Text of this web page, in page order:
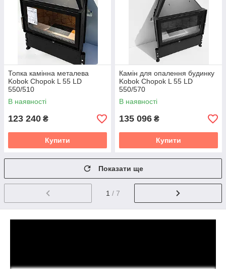
Топка камінна металева
Kobok Chopok L 55 LD
550/510
В наявності
123 240 ₴
Купити
Камін для опалення будинку
Kobok Chopok L 55 LD
550/570
В наявності
135 096 ₴
Купити
Показати ще
1 / 7